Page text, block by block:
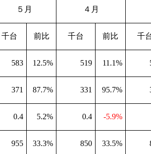
５月 ４月
千台 前比 千台 前比 千
583 12.5% 519 11.1%
371 87.7% 331 95.7%
0.4 5.2% 0.4 -5.9%
955 33.3% 850 33.5%